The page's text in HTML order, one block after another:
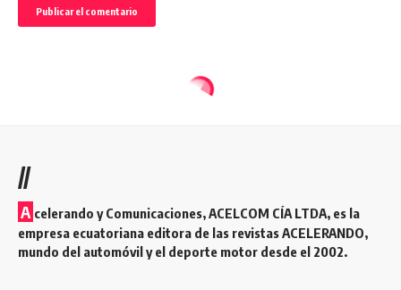
//
A celerando y Comunicaciones, ACELCOM CÍA LTDA, es la
empresa ecuatoriana editora de las revistas ACELERANDO,
mundo del automóvil y el deporte motor desde el 2002.